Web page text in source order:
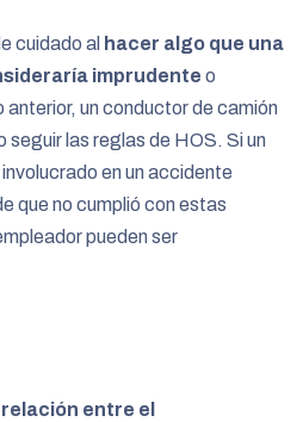
cuidado al hacer algo que una
imprudente o
un conductor de camión
seguir las reglas de HOS. Si un
en un accidente
que no cumplió con estas
pueden ser
relación entre el